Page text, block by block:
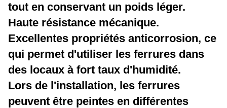
tout en conservant un poids léger.
Haute résistance mécanique.
Excellentes propriétés anticorrosion, ce
qui permet d'utiliser les ferrures dans
des locaux à fort taux d'humidité.
Lors de l'installation, les ferrures
peuvent être peintes en différentes